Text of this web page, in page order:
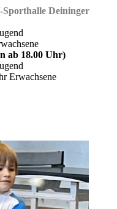
Sporthalle Deininger
ab 18.00 Uhr)
Erwachsene